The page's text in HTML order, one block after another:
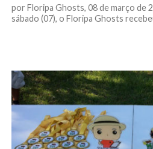
por Floripa Ghosts, 08 de março de
sábado (07), o Floripa Ghosts